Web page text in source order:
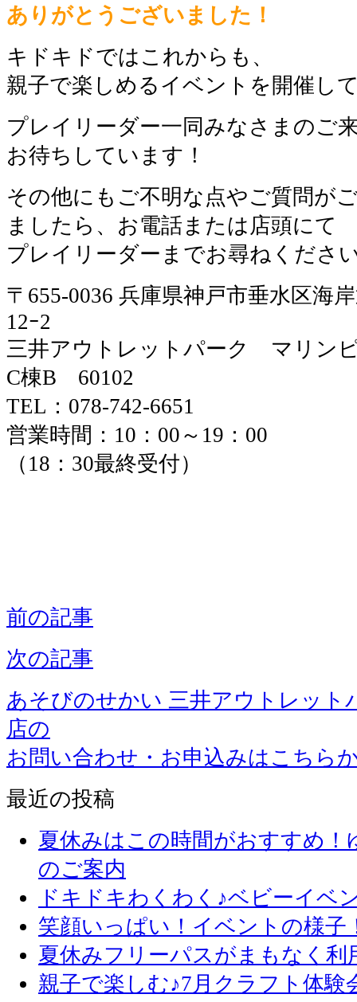
ありがとうございました！
キドキドではこれからも、
親子で楽しめるイベントを開催し
プレイリーダー一同みなさまのご
お待ちしています！
その他にもご不明な点やご質問が
ましたら、お電話または店頭にて
プレイリーダーまでお尋ねくださ
〒655-0036 兵庫県神戸市垂水区海
12ｰ2
三井アウトレットパーク マリン
C棟B 60102
TEL：078-742-6651
営業時間：10：00～19：00
（18：30最終受付）
前の記事
次の記事
あそびのせかい 三井アウトレット
店の
お問い合わせ・お申込みはこちら
最近の投稿
夏休みはこの時間がおすすめ
のご案内
ドキドキわくわく♪ベビーイベ
笑顔いっぱい！イベントの様子
夏休みフリーパスがまもなく利
親子で楽しむ♪7月クラフト体験